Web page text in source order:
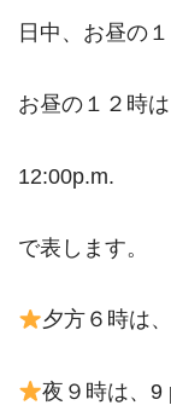
日中、お昼の
お昼の１２時は
12:00p.m.
で表します。
夕方６時は
夜９時は、9